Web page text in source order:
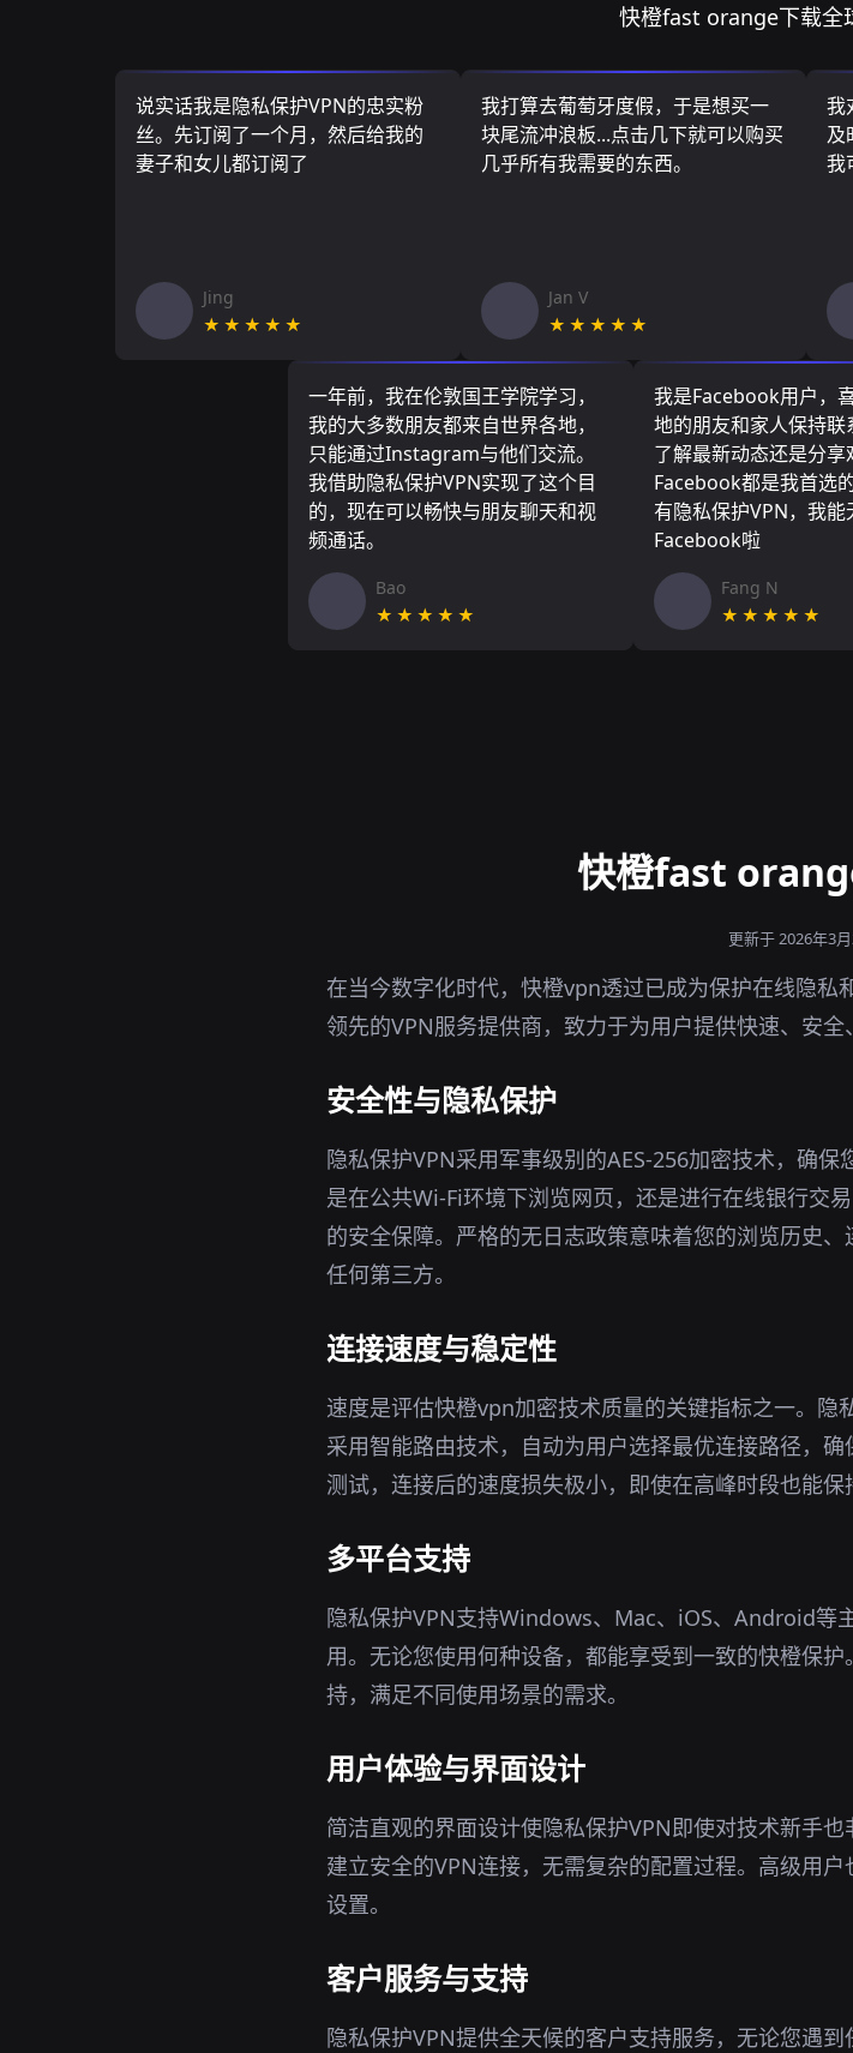
快橙fast orange下载全
说实话我是隐私保护VPN的忠实粉
丝。先订阅了一个月，然后给我的
妻子和女儿都订阅了
Jing
★★★★★
我打算去葡萄牙度假，于是想买一
块尾流冲浪板...点击几下就可以购买
几乎所有我需要的东西。
Jan V
★★★★★
我
及
我
一年前，我在伦敦国王学院学习，
我的大多数朋友都来自世界各地，
只能通过Instagram与他们交流。
我借助隐私保护VPN实现了这个目
的，现在可以畅快与朋友聊天和视
频通话。
Bao
★★★★★
我是Facebook用户，
地的朋友和家人保持联
了解最新动态还是分享
Facebook都是我首选
有隐私保护VPN，我能
Facebook啦
Fang N
★★★★★
快橙fast
更新于 2026年3
在当今数字化时代，快橙vpn透过已成为保护在线隐私
领先的VPN服务提供商，致力于为用户提供快速、安全
安全性与隐私保护
隐私保护VPN采用军事级别的AES-256加密技术，确
是在公共Wi-Fi环境下浏览网页，还是进行在线银行交
的安全保障。严格的无日志政策意味着您的浏览历史
任何第三方。
连接速度与稳定性
速度是评估快橙vpn加密技术质量的关键指标之一。隐
采用智能路由技术，自动为用户选择最优连接路径，
测试，连接后的速度损失极小，即使在高峰时段也能保
多平台支持
隐私保护VPN支持Windows、Mac、iOS、Android等
用。无论您使用何种设备，都能享受到一致的快橙保
持，满足不同使用场景的需求。
用户体验与界面设计
简洁直观的界面设计使隐私保护VPN即使对技术新手
建立安全的VPN连接，无需复杂的配置过程。高级用
设置。
客户服务与支持
隐私保护VPN提供全天候的客户支持服务，无论您遇